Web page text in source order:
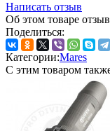
Написать отзыв
Об этом товаре
Поделиться:
Категории:Mares
С этим товаром